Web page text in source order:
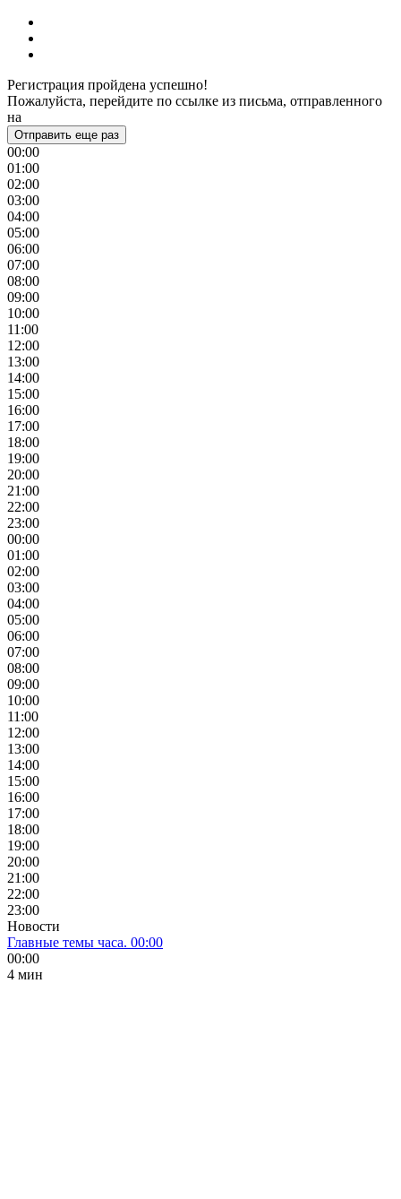
Регистрация пройдена успешно!
Пожалуйста, перейдите по ссылке из письма, отправленного
на
Отправить еще раз
00:00
01:00
02:00
03:00
04:00
05:00
06:00
07:00
08:00
09:00
10:00
11:00
12:00
13:00
14:00
15:00
16:00
17:00
18:00
19:00
20:00
21:00
22:00
23:00
00:00
01:00
02:00
03:00
04:00
05:00
06:00
07:00
08:00
09:00
10:00
11:00
12:00
13:00
14:00
15:00
16:00
17:00
18:00
19:00
20:00
21:00
22:00
23:00
Новости
Главные темы часа. 00:00
00:00
4 мин